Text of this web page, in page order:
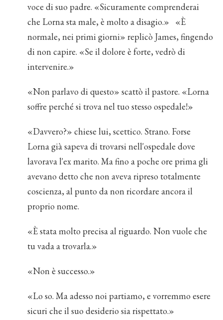
voce di suo padre. «Sicuramente comprenderai
che Lorna sta male, è molto a disagio.» «È
normale, nei primi giorni» replicò James, fingendo
di non capire. «Se il dolore è forte, vedrò di
intervenire.»
«Non parlavo di questo» scattò il pastore. «Lorna
soffre perché si trova nel tuo stesso ospedale!»
«Davvero?» chiese lui, scettico. Strano. Forse
Lorna già sapeva di trovarsi nell'ospedale dove
lavorava l'ex marito. Ma fino a poche ore prima gli
avevano detto che non aveva ripreso totalmente
coscienza, al punto da non ricordare ancora il
proprio nome.
«È stata molto precisa al riguardo. Non vuole che
tu vada a trovarla.»
«Non è successo.»
«Lo so. Ma adesso noi partiamo, e vorremmo esere
sicuri che il suo desiderio sia rispettato.»